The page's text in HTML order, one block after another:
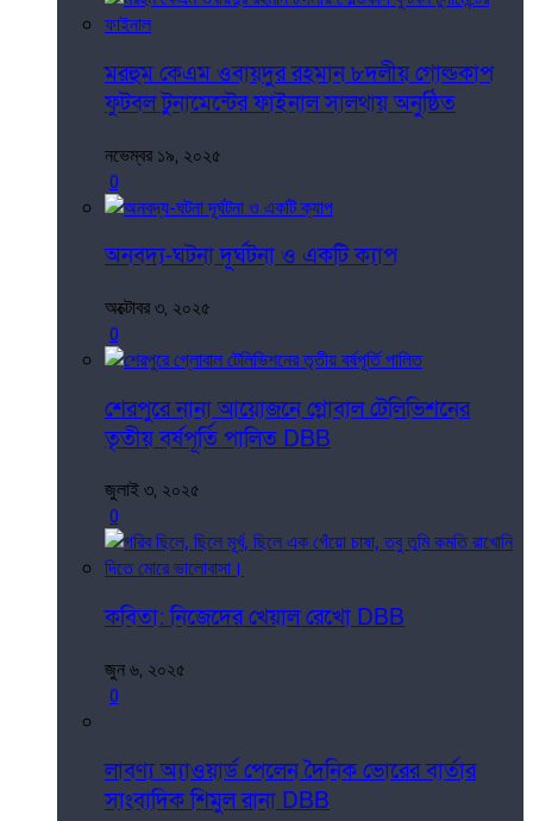
মরহুম কেএম ওবায়দুর রহমান ৮দলীয় গোল্ডকাপ
ফুটবল টুনামেন্টের ফাইনাল সালথায় অনুষ্ঠিত
নভেম্বর ১৯, ২০২৫
0
অনবদ্য-ঘটনা দূর্ঘটনা ও একটি ক্যাপ
অক্টোবর ৩, ২০২৫
0
শেরপুরে নানা আয়োজনে গ্লোবাল টেলিভিশনের
তৃতীয় বর্ষপূর্তি পালিত DBB
জুলাই ৩, ২০২৫
0
কবিতা: নিজেদের খেয়াল রেখো DBB
জুন ৬, ২০২৫
0
লাবণ্য অ্যাওয়ার্ড পেলেন দৈনিক ভোরের বার্তার
সাংবাদিক শিমুল রানা DBB